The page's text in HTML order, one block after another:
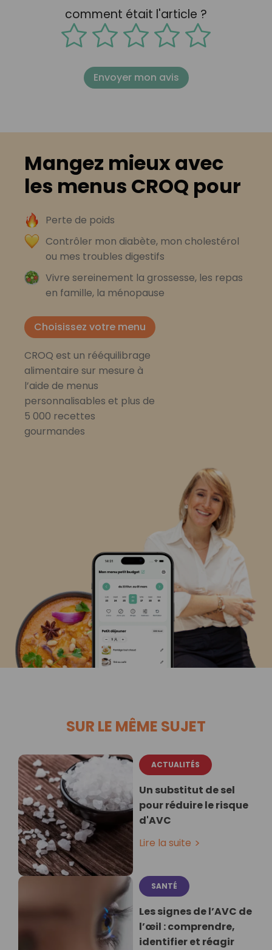
comment était l'article ?
Envoyer mon avis
Mangez mieux avec
les menus CROQ pour
Perte de poids
Contrôler mon diabète, mon cholestérol
ou mes troubles digestifs
Vivre sereinement la grossesse, les repas
en famille, la ménopause
Choisissez votre menu
CROQ est un rééquilibrage
alimentaire sur mesure à
l’aide de menus
personnalisables et plus de
5 000 recettes
gourmandes
SUR LE MÊME SUJET
ACTUALITÉS
Un substitut de sel
pour réduire le risque
d'AVC
Lire la suite
SANTÉ
Les signes de l’AVC de
l’œil : comprendre,
identifier et réagir